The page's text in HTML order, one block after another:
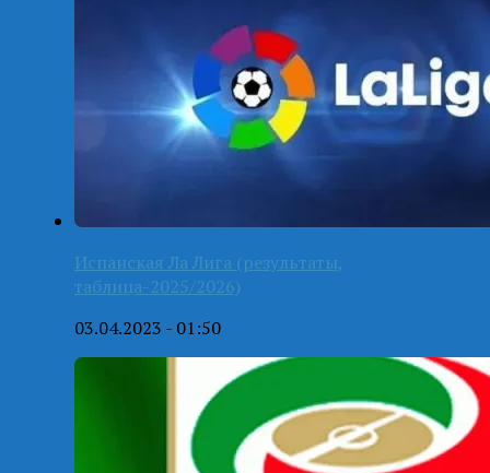
Испанская Ла Лига (результаты,
таблица-2025/2026)
03.04.2023 - 01:50